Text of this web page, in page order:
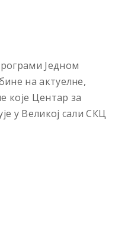
Једном
на актуелне,
које Центар за
у Великој сали СКЦ